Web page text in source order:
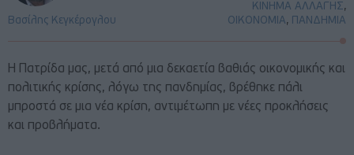
ΚΙΝΗΜΑ ΑΛΛΑΓΗΣ,
ΟΙΚΟΝΟΜΙΑ, ΠΑΝΔΗΜΙΑ
Βασίλης Κεγκέρογλου
H Πατρίδα μας, μετά από μια δεκαετία βαθιάς οικονομικής και
πολιτικής κρίσης, λόγω της πανδημίας, βρέθηκε πάλι
μπροστά σε μια νέα κρίση, αντιμέτωπη με νέες προκλήσεις
και προβλήματα.